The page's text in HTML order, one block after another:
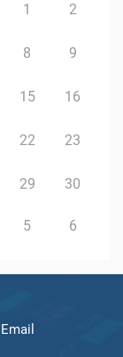
1 2
8 9
15 16
22 23
29 30
5 6
Email